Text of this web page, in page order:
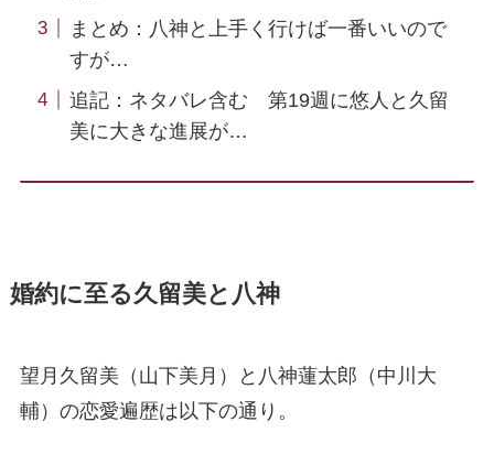
まとめ：八神と上手く行けば一番いいので
すが…
追記：ネタバレ含む 第19週に悠人と久留
美に大きな進展が…
婚約に至る久留美と八神
望月久留美（山下美月）と八神蓮太郎（中川大
輔）の恋愛遍歴は以下の通り。